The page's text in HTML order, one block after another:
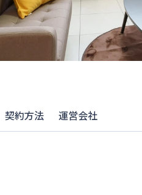
契約方法 運営会社